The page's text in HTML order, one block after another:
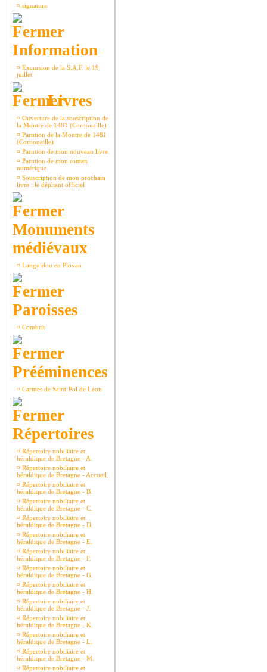
¤ signature
Information
¤ Excursion de la S.A.F. le 19
juillet
Livres
¤ Ouverture de la souscription de
la Montre de 1481 (Cornouaille)
¤ Parution de la Montre de 1481
(Cornouaille)
¤ Parution de mon nouveau livre
¤ Parution de mon roman
numérique
¤ Souscription de mon prochain
livre : le dépliant officiel
Monuments
médiévaux
¤ Languidou en Plovan
Paroisses
¤ Combrit
Prééminences
¤ Carmes de Saint-Pol de Léon
Répertoires
¤ Répertoire nobiliaire et
héraldique de Bretagne - A.
¤ Répertoire nobiliaire et
héraldique de Bretagne - Accueil.
¤ Répertoire nobiliaire et
héraldique de Bretagne - B.
¤ Répertoire nobiliaire et
héraldique de Bretagne - C.
¤ Répertoire nobiliaire et
héraldique de Bretagne - D.
¤ Répertoire nobiliaire et
héraldique de Bretagne - E.
¤ Répertoire nobiliaire et
héraldique de Bretagne - F.
¤ Répertoire nobiliaire et
héraldique de Bretagne - G.
¤ Répertoire nobiliaire et
héraldique de Bretagne - H.
¤ Répertoire nobiliaire et
héraldique de Bretagne - J.
¤ Répertoire nobiliaire et
héraldique de Bretagne - K.
¤ Répertoire nobiliaire et
héraldique de Bretagne - L.
¤ Répertoire nobiliaire et
héraldique de Bretagne - M.
¤ Répertoire nobiliaire et